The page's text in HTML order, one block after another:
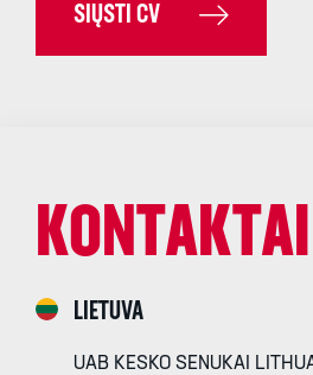
SIŲSTI CV
KONTAKTAI
LIETUVA
UAB KESKO SENUKAI